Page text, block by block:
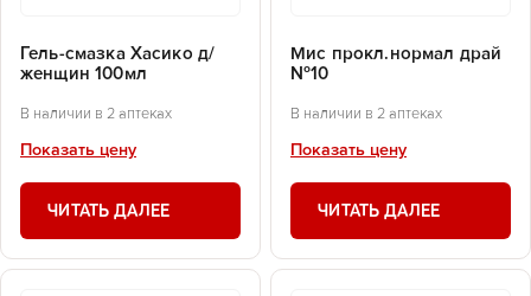
Гель-смазка Хасико д/
женщин 100мл
В наличии в 2 аптеках
Показать цену
ЧИТАТЬ ДАЛЕЕ
Мис прокл.нормал драй
№10
В наличии в 2 аптеках
Показать цену
ЧИТАТЬ ДАЛЕЕ